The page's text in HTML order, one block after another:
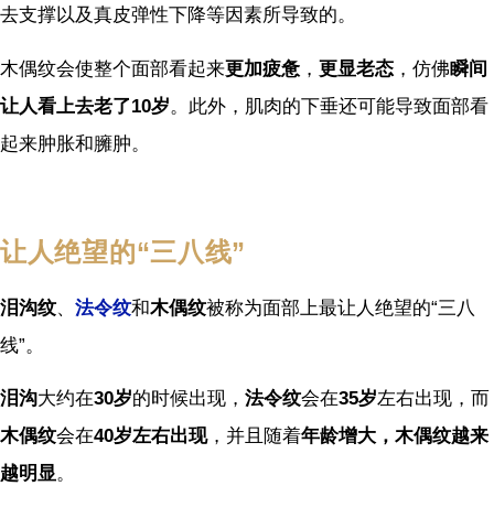
去支撑以及真皮弹性下降等因素所导致的。
木偶纹会使整个面部看起来更加疲惫 ， 更显老态 ，仿佛瞬间
让人看上去老了10岁。此外，肌肉的下垂还可能导致面部看
起来肿胀和臃肿。
让人绝望的“三八线”
泪沟纹、 法令纹和木偶纹被称为面部上最让人绝望的“三八
线”。
泪沟大约在30岁的时候出现， 法令纹会在35岁左右出现，而
木偶纹会在40岁左右出现，并且随着年龄增大，木偶纹越来
越明显。